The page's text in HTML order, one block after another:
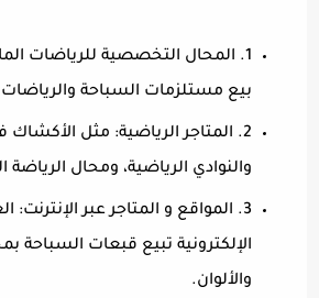
1. المحال التخصصية للرياضات
بيع مستلزمات السباحة والرياضات
2. المتاجر الرياضية: مثل
والنوادي الرياضية، ومحال الرياضة
3. المواقع و المتاجر عبر الإنترنت:
الإلكترونية تبيع قبعات السباحة
والألوان.